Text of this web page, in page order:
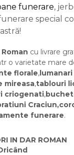
funerare,
special
cu livrare
o varietate mare
florale,
mireasa,tablouri
criogenati,
funerare.
IN DAR ROMAN